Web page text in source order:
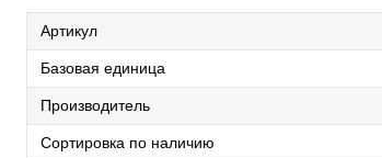
Артикул
Базовая единица
Производитель
Сортировка по наличию